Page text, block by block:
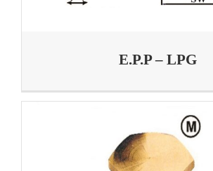
E.P.P – LPG